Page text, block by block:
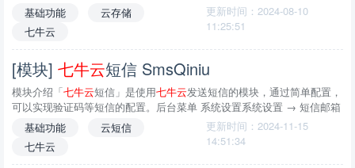
基础功能
云存储
七牛云
更新时间：2024-08-10
11:25:51
[模块] 七牛云短信 SmsQiniu
模块介绍「七牛云短信」是使用七牛云发送短信的模块，通过简单配置，
可以实现验证码等短信的配置。后台菜单 系统设置系统设置 → 短信邮箱
基础功能
云短信
七牛云
更新时间：2024-11-15
14:51:34